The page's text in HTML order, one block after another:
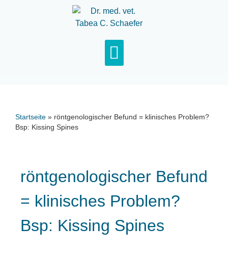
Startseite » röntgenologischer Befund = klinisches Problem?
Bsp: Kissing Spines
röntgenologischer Befund
= klinisches Problem?
Bsp: Kissing Spines